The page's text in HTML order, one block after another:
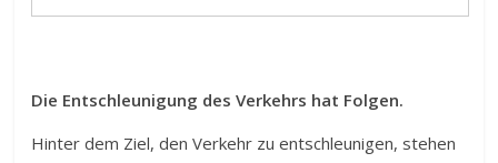
Die Entschleunigung des Verkehrs hat Folgen.
Hinter dem Ziel, den Verkehr zu entschleunigen, stehen